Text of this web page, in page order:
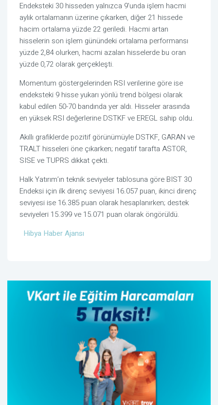
Endeksteki 30 hisseden yalnızca 9’unda işlem hacmi
aylık ortalamanın üzerine çıkarken, diğer 21 hissede
hacim ortalama yüzde 22 geriledi. Hacmi artan
hisselerin son işlem günündeki ortalama performansı
yüzde 2,84 olurken, hacmi azalan hisselerde bu oran
yüzde 0,72 olarak gerçekleşti.
Momentum göstergelerinden RSI verilerine göre ise
endeksteki 9 hisse yukarı yönlü trend bölgesi olarak
kabul edilen 50-70 bandında yer aldı. Hisseler arasında
en yüksek RSI değerlerine DSTKF ve EREGL sahip oldu.
Akıllı grafiklerde pozitif görünümüyle DSTKF, GARAN ve
TRALT hisseleri öne çıkarken; negatif tarafta ASTOR,
SISE ve TUPRS dikkat çekti.
Halk Yatırım’ın teknik seviyeler tablosuna göre BIST 30
Endeksi için ilk direnç seviyesi 16.057 puan, ikinci direnç
seviyesi ise 16.385 puan olarak hesaplanırken; destek
seviyeleri 15.399 ve 15.071 puan olarak öngörüldü.
Hibya Haber Ajansı